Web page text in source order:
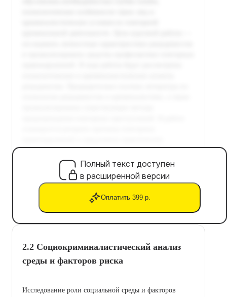
Полный текст доступен
в расширенной версии
Оплатить 399 р.
2.2 Социокриминалистический анализ
среды и факторов риска
Исследование роли социальной среды и факторов